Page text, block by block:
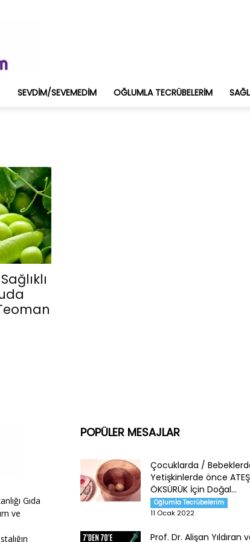
SEVDIM/SEVEMEDIM OĞLUMLA TECRÜBELERIM
Gıda
ve
POPÜLER MESAJLAR
Çocuklarda /
Yetişkinlerde önce
ÖKSÜRÜK İçin Doğal...
Oğlumla Tecrübelerim
11 Ocak 2022
Prof. Dr. Alişan Yıldıran